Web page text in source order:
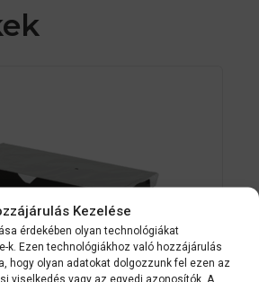
Kezelése
érdekében olyan technológiákat
k. Ezen technológiákhoz való hozzájárulás
hogy olyan adatokat dolgozzunk fel ezen az
viselkedés vagy az egyedi azonosítók. A